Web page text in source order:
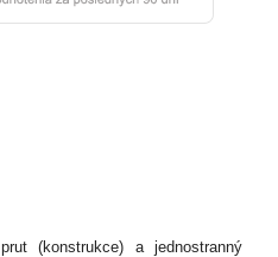
(konstrukce) a jednostranný